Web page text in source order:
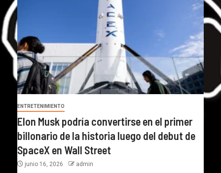
ENTRETENIMIENTO
Elon Musk podría convertirse en el primer
billonario de la historia luego del debut de
SpaceX en Wall Street
junio 16, 2026 admin